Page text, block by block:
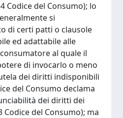
Codice del Consumo); lo
si
di certi patti o clausole
ed adattabile alle
al quale il
di invocarlo o meno
dei diritti indisponibili
del Consumo declama
dei diritti dei
del Consumo); ma